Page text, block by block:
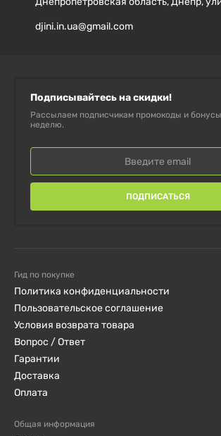
Укрепите свою иммунную систему и
себя более энергичным с
Carlson!
djini.in.ua@gmail.com
Подписывайтесь на скидки!
Рассылаем подписчикам промокоды и
неделю.
ПОДПИСАТЬСЯ
Гид по покупке
Политика конфиденциальности
Пользовательское соглашение
Условия возврата товара
Вопрос / Ответ
Гарантии
Доставка
Оплата
Общая информация